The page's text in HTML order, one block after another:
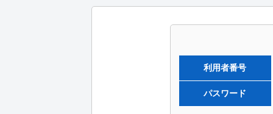
利用者番号
パスワード